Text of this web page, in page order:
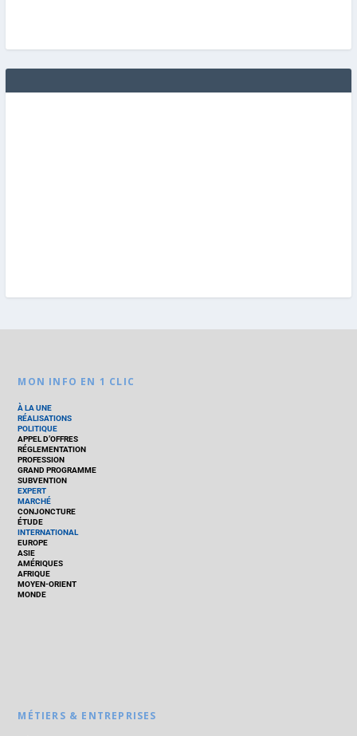
MON INFO EN 1 CLIC
À LA UNE
RÉALISATIONS
POLITIQUE
APPEL D’OFFRES
RÉGLEMENTATION
PROFESSION
GRAND PROGRAMME
SUBVENTION
EXPERT
MARCHÉ
CONJONCTURE
ÉTUDE
INTERNATIONAL
EUROPE
ASIE
AMÉRIQUES
AFRIQUE
MOYEN-ORIENT
MONDE
MÉTIERS & ENTREPRISES